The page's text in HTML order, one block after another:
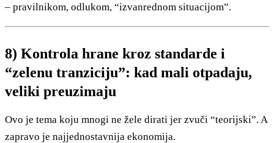
– pravilnikom, odlukom, “izvanrednom situacijom”.
8) Kontrola hrane kroz standarde i
“zelenu tranziciju”: kad mali otpadaju,
veliki preuzimaju
Ovo je tema koju mnogi ne žele dirati jer zvuči “teorijski”. A
zapravo je najjednostavnija ekonomija.